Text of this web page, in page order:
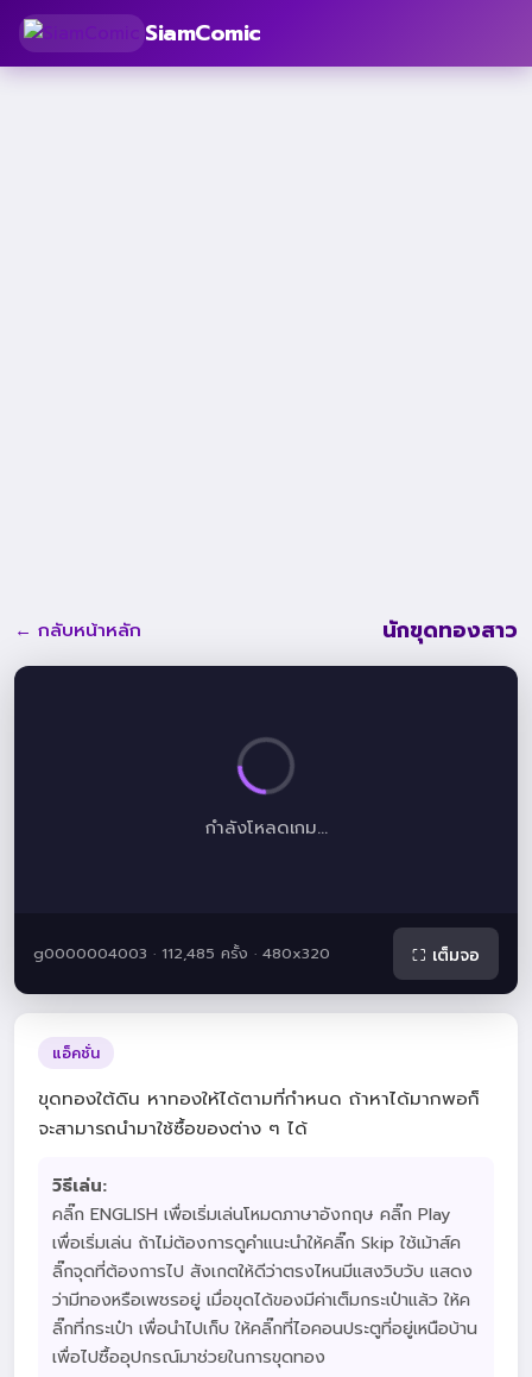
SiamComic
← กลับหน้าหลัก นักขุดทองสาว
กำลังโหลดเกม...
g0000004003 · 112,485 ครั้ง · 480x320 ⛶ เต็มจอ
แอ็คชั่น
ขุดทองใต้ดิน หาทองให้ได้ตามที่กำหนด ถ้าหาได้มากพอก็
จะสามารถนำมาใช้ซื้อของต่าง ๆ ได้
วิธีเล่น:
คลิ๊ก ENGLISH เพื่อเริ่มเล่นโหมดภาษาอังกฤษ คลิ๊ก Play
เพื่อเริ่มเล่น ถ้าไม่ต้องการดูคำแนะนำให้คลิ๊ก Skip ใช้เม้าส์ค
ลิ๊กจุดที่ต้องการไป สังเกตให้ดีว่าตรงไหนมีแสงวิบวับ แสดง
ว่ามีทองหรือเพชรอยู่ เมื่อขุดได้ของมีค่าเต็มกระเป๋าแล้ว ให้ค
ลิ๊กที่กระเป๋า เพื่อนำไปเก็บ ให้คลิ๊กที่ไอคอนประตูที่อยู่เหนือบ้าน
เพื่อไปซื้ออุปกรณ์มาช่วยในการขุดทอง